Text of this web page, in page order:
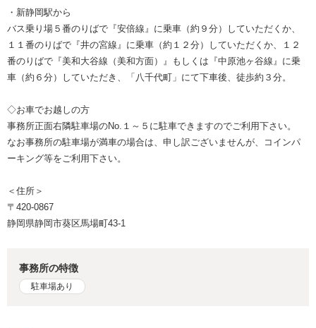
・新静岡駅から
バス乗り場５番のりばで『安倍線』に乗車（約９分）していただくか、
１１番のりばで『井の宮線』に乗車（約１２分）していただくか、１２
番のりばで『美和大谷線（美和方面）』もしくは『中原池ヶ谷線』に乗
車（約６分）していただき、「八千代町」にて下車後、徒歩約３分。
◇お車でお越しの方
事務所正面右隣駐車場のNo.１～５に駐車できますのでご利用下さい。
なお事務所の駐車場が満車の場合は、申し訳ございませんが、コインパ
ーキング等をご利用下さい。
＜住所＞
〒420-0867
静岡県静岡市葵区馬場町43-1
事務所の特徴
駐車場あり